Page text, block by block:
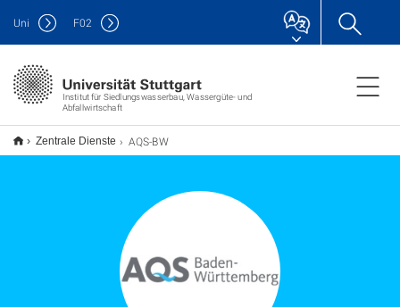
Institut für Siedlungswasserbau, Wassergüte- und
Abfallwirtschaft
Uni F02
Zentrale Dienste AQS-BW